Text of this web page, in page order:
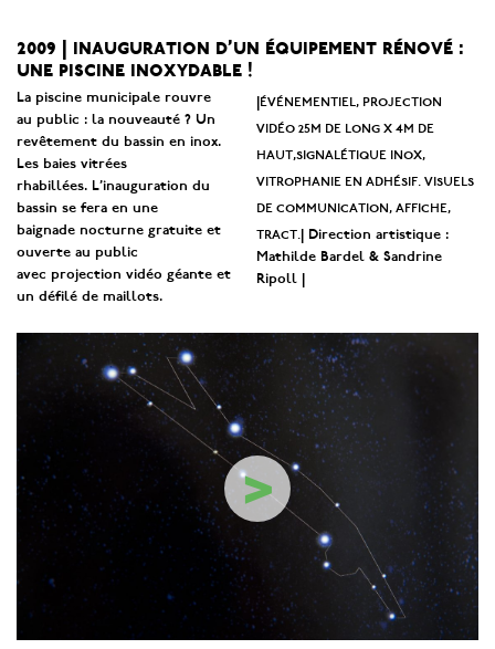
2009 | inauguration d’un équipement rénové :
une piscine inoxydable !
La piscine municipale rouvre
au public : la nouveauté ? Un
revêtement du bassin en inox.
Les baies vitrées
rhabillées. L’inauguration du
bassin se fera en une
baignade nocturne gratuite et
ouverte au public
avec projection vidéo géante et
un défilé de maillots.
événementiel, projection
vidéo 25m de long x 4m de
haut,signalétique inox,
vitrophanie en adhésif. visuels
de communication, affiche,
tract.
| Direction artistique :
Mathilde Bardel & Sandrine
Ripoll |
>